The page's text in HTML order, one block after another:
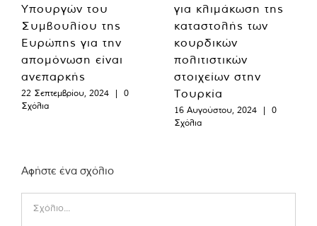
Υπουργών του
Συμβουλίου της
Ευρώπης για την
απομόνωση είναι
ανεπαρκής
22 Σεπτεμβρίου, 2024 |
0
Σχόλια
για κλιμάκωση της
καταστολής των
κουρδικών
πολιτιστικών
στοιχείων στην
Τουρκία
16 Αυγούστου, 2024 |
0
Σχόλια
Αφήστε ένα σχόλιο